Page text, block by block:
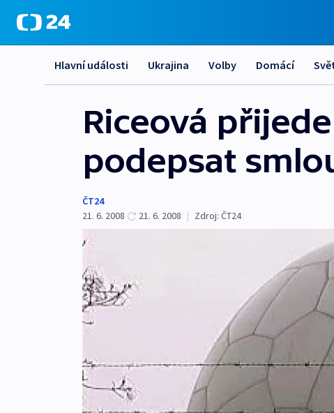
Hlavní události Ukrajina Volby Domácí
Riceová
podepsat
ČT24
21. 6. 2008
21. 6. 2008 | Zdroj: ČT24